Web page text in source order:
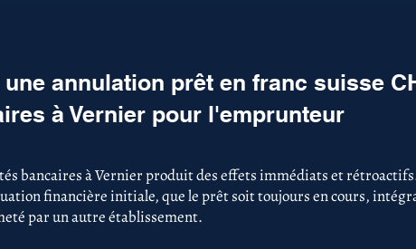
annulation prêt en franc suisse
à Vernier pour l'emprunteur
bancaires à Vernier produit des effets immédiats et
financière initiale, que le prêt soit toujours en cours,
par un autre établissement.